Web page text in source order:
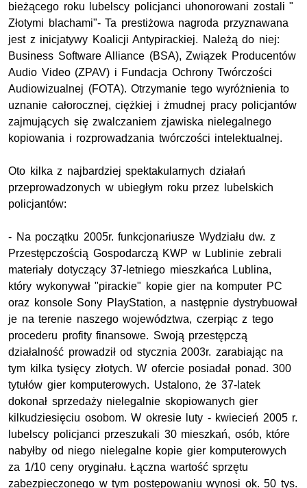
bieżącego roku lubelscy policjanci uhonorowani zostali "
Złotymi blachami"- Ta prestiżowa nagroda przyznawana
jest z inicjatywy Koalicji Antypirackiej. Należą do niej:
Business Software Alliance (BSA), Związek Producentów
Audio Video (ZPAV) i Fundacja Ochrony Twórczości
Audiowizualnej (FOTA). Otrzymanie tego wyróżnienia to
uznanie całorocznej, ciężkiej i żmudnej pracy policjantów
zajmujących się zwalczaniem zjawiska nielegalnego
kopiowania i rozprowadzania twórczości intelektualnej.
Oto kilka z najbardziej spektakularnych działań
przeprowadzonych w ubiegłym roku przez lubelskich
policjantów:
- Na początku 2005r. funkcjonariusze Wydziału dw. z
Przestępczością Gospodarczą KWP w Lublinie zebrali
materiały dotyczący 37-letniego mieszkańca Lublina,
który wykonywał "pirackie" kopie gier na komputer PC
oraz konsole Sony PlayStation, a następnie dystrybuował
je na terenie naszego województwa, czerpiąc z tego
procederu profity finansowe. Swoją przestępczą
działalność prowadził od stycznia 2003r. zarabiając na
tym kilka tysięcy złotych. W ofercie posiadał ponad. 300
tytułów gier komputerowych. Ustalono, że 37-latek
dokonał sprzedaży nielegalnie skopiowanych gier
kilkudziesięciu osobom. W okresie luty - kwiecień 2005 r.
lubelscy policjanci przeszukali 30 mieszkań, osób, które
nabyłby od niego nielegalne kopie gier komputerowych
za 1/10 ceny oryginału. Łączna wartość sprzętu
zabezpieczonego w tym postępowaniu wynosi ok. 50 tys.